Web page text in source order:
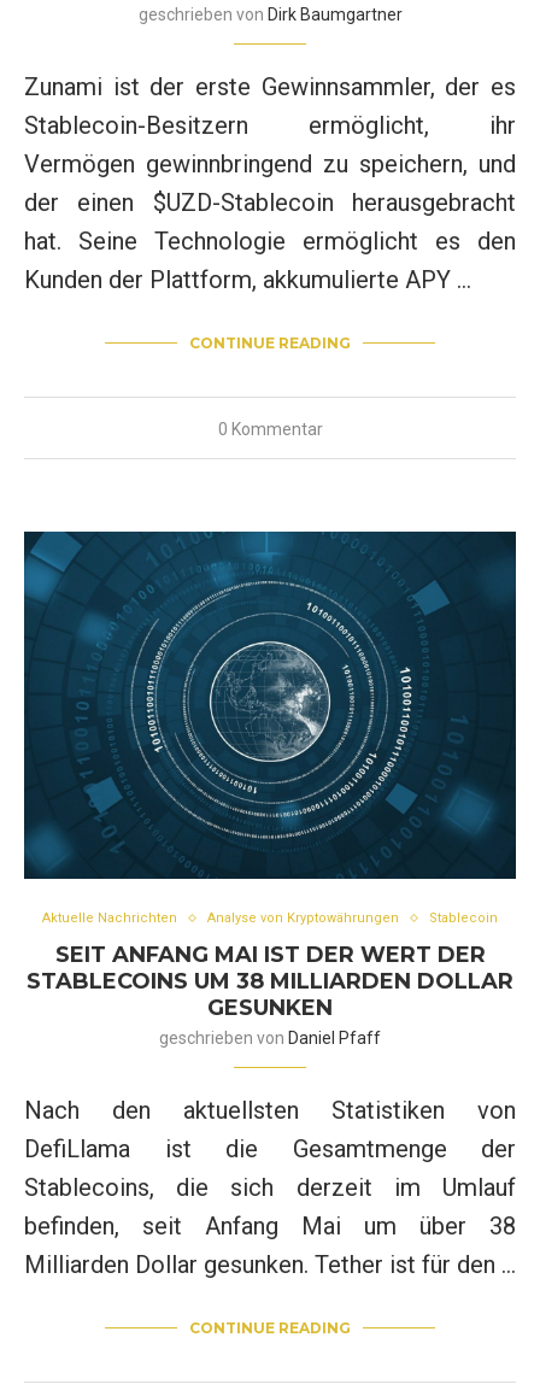
geschrieben von Dirk Baumgartner
Zunami ist der erste Gewinnsammler, der es
Stablecoin-Besitzern ermöglicht, ihr
Vermögen gewinnbringend zu speichern, und
der einen $UZD-Stablecoin herausgebracht
hat. Seine Technologie ermöglicht es den
Kunden der Plattform, akkumulierte APY …
CONTINUE READING
0 Kommentar
Aktuelle Nachrichten Analyse von Kryptowährungen Stablecoin
SEIT ANFANG MAI IST DER WERT DER
STABLECOINS UM 38 MILLIARDEN DOLLAR
GESUNKEN
geschrieben von Daniel Pfaff
Nach den aktuellsten Statistiken von
DefiLlama ist die Gesamtmenge der
Stablecoins, die sich derzeit im Umlauf
befinden, seit Anfang Mai um über 38
Milliarden Dollar gesunken. Tether ist für den …
CONTINUE READING